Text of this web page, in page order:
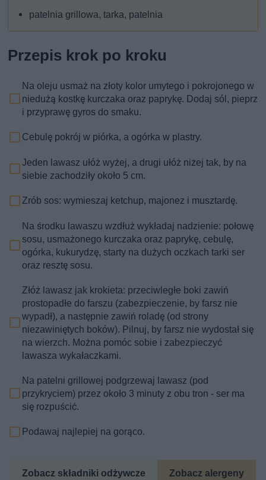
patelnia grillowa, tarka, patelnia
Przepis krok po kroku
Na oleju usmaż na złoty kolor umytego i pokrojonego w
niedużą kostkę kurczaka oraz paprykę. Dodaj sól, pieprz
i przyprawę gyros do smaku.
Cebulę pokrój w piórka, a ogórka w plastry.
Jeden lawasz ułóż wyżej, a drugi ułóż niżej tak, by na
siebie zachodziły około 5 cm.
Zrób sos: wymieszaj ketchup, majonez i musztardę.
Na środku lawaszu wzdłuż wykładaj nadzienie: połowę
sosu, usmażonego kurczaka oraz paprykę, cebulę,
ogórka, kukurydzę, starty na dużych oczkach tarki ser
oraz resztę sosu.
Złóż lawasz jak krokieta: przeciwległe boki zawiń
prostopadłe do farszu (zabezpieczenie, by farsz nie
wypadł), a następnie zawiń roladę (od strony
niezawiniętych boków). Pilnuj, by farsz nie wydostał się
na wierzch. Można pomóc sobie i zabezpieczyć
lawasza wykałaczkami.
Na patelni grillowej podgrzewaj lawasz (pod
przykryciem) przez około 3 minuty z obu tron - ser ma
się rozpuścić.
Podawaj najlepiej na gorąco.
Zobacz składniki odżywcze Zobacz alergeny